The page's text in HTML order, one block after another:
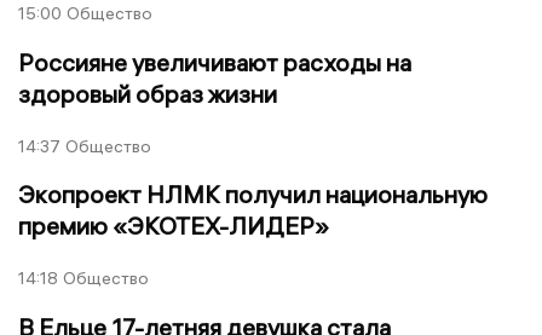
15:00 Общество
Россияне увеличивают расходы на
здоровый образ жизни
14:37 Общество
Экопроект НЛМК получил национальную
премию «ЭКОТЕХ-ЛИДЕР»
14:18 Общество
В Ельце 17-летняя девушка стала